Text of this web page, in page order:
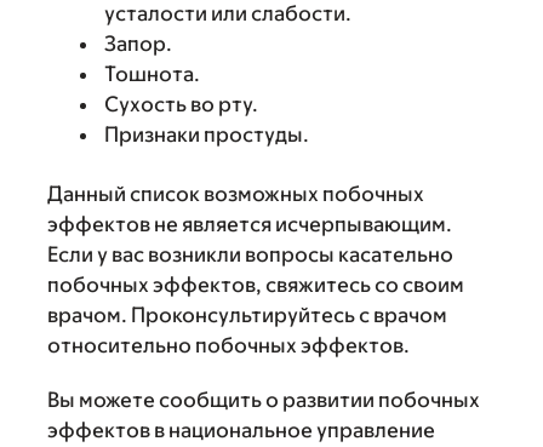
усталости или слабости.
Запор.
Тошнота.
Сухость во рту.
Признаки простуды.
Данный список возможных побочных
эффектов не является исчерпывающим.
Если у вас возникли вопросы касательно
побочных эффектов, свяжитесь со своим
врачом. Проконсультируйтесь с врачом
относительно побочных эффектов.
Вы можете сообщить о развитии побочных
эффектов в национальное управление